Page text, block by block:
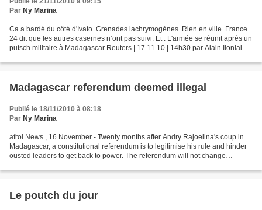
Par Ny Marina
Ca a bardé du côté d'Ivato. Grenades lachrymogènes. Rien en ville. France
24 dit que les autres casernes n’ont pas suivi. Et : L'armée se réunit après un
putsch militaire à Madagascar Reuters | 17.11.10 | 14h30 par Alain Iloniaina
Madagascar referendum deemed illegal
Publié le 18/11/2010 à 08:18
Par Ny Marina
afrol News , 16 November - Twenty months after Andry Rajoelina's coup in
Madagascar, a constitutional referendum is to legitimise his rule and hinder
ousted leaders to get back to power. The referendum will not change
Le poutch du jour